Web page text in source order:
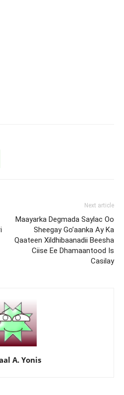
Next article
Maayarka Degmada Saylac Oo
Sheegay Go’aanka Ay Ka
Qaateen Xildhibaanadii Beesha
Ciise Ee Dhamaantood Is
Casilay
A. Yonis